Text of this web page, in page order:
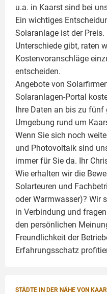
u.a. in Kaarst sind bei
Ein wichtiges
Solaranlage ist der
Unterschiede gibt, raten
Kostenvoranschläge
entscheiden.
Angebote von
Solaranlagen-Portal
Ihre Daten an bis zu fünf
Umgebung rund um
Wenn Sie sich noch
und Photovoltaik sind
immer für Sie da. Ihr
Wie erhalten wir die
Solarteuren und
oder Warmwasser)? Wir
in Verbindung und
den persönlichen
Freundlichkeit der
Erfahrungsschatz
STÄDTE IN DER NÄHE VON